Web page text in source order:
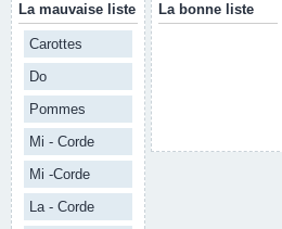
La mauvaise liste
Carottes
Do
Pommes
Mi - Corde
Mi -Corde
La - Corde
La bonne liste